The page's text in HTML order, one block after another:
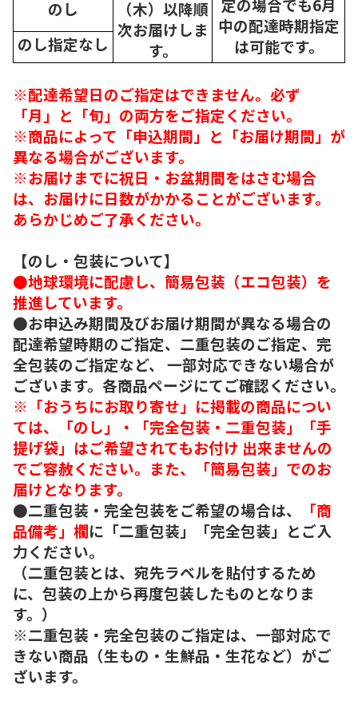
定の場合でも6月
中の配達時期指定
は可能です。
のし
（木）以降順
次お届けしま
す。
のし指定なし
※配達希望日のご指定はできません。必ず
「月」と「旬」の両方をご指定ください。
※商品によって「申込期間」と「お届け期間」が
異なる場合がございます。
※お届けまでに祝日・お盆期間をはさむ場合
は、お届けに日数がかかることがございます。
あらかじめご了承ください。
【のし・包装について】
●地球環境に配慮し、簡易包装（エコ包装）を
推進しています。
●お申込み期間及びお届け期間が異なる場合の
配達希望時期のご指定、二重包装のご指定、完
全包装のご指定など、 一部対応できない場合が
ございます。各商品ページにてご確認ください。
※「おうちにお取り寄せ」に掲載の商品につい
ては、「のし」・「完全包装・二重包装」「手
提げ袋」はご希望されてもお付け 出来ませんの
でご容赦ください。また、「簡易包装」でのお
届けとなります。
●二重包装・完全包装をご希望の場合は、
「商
品備考」欄に「二重包装」「完全包装」とご入
力ください。
（二重包装とは、宛先ラベルを貼付するため
に、包装の上から再度包装したものとなりま
す。）
※二重包装・完全包装のご指定は、一部対応で
きない商品（生もの・生鮮品・生花など）がご
ざいます。